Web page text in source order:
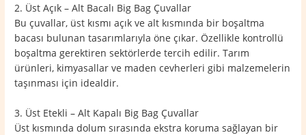
2. Üst Açık – Alt Bacalı Big Bag Çuvallar
Bu çuvallar, üst kısmı açık ve alt kısmında bir boşaltma
bacası bulunan tasarımlarıyla öne çıkar. Özellikle kontrollü
boşaltma gerektiren sektörlerde tercih edilir. Tarım
ürünleri, kimyasallar ve maden cevherleri gibi malzemelerin
taşınması için idealdir.
3. Üst Etekli – Alt Kapalı Big Bag Çuvallar
Üst kısmında dolum sırasında ekstra koruma sağlayan bir